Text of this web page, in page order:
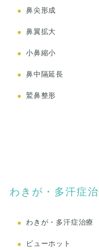
鼻尖形成
鼻翼拡大
小鼻縮小
鼻中隔延長
鷲鼻整形
わきが・多汗症
わきが・多汗症治療
ビューホット